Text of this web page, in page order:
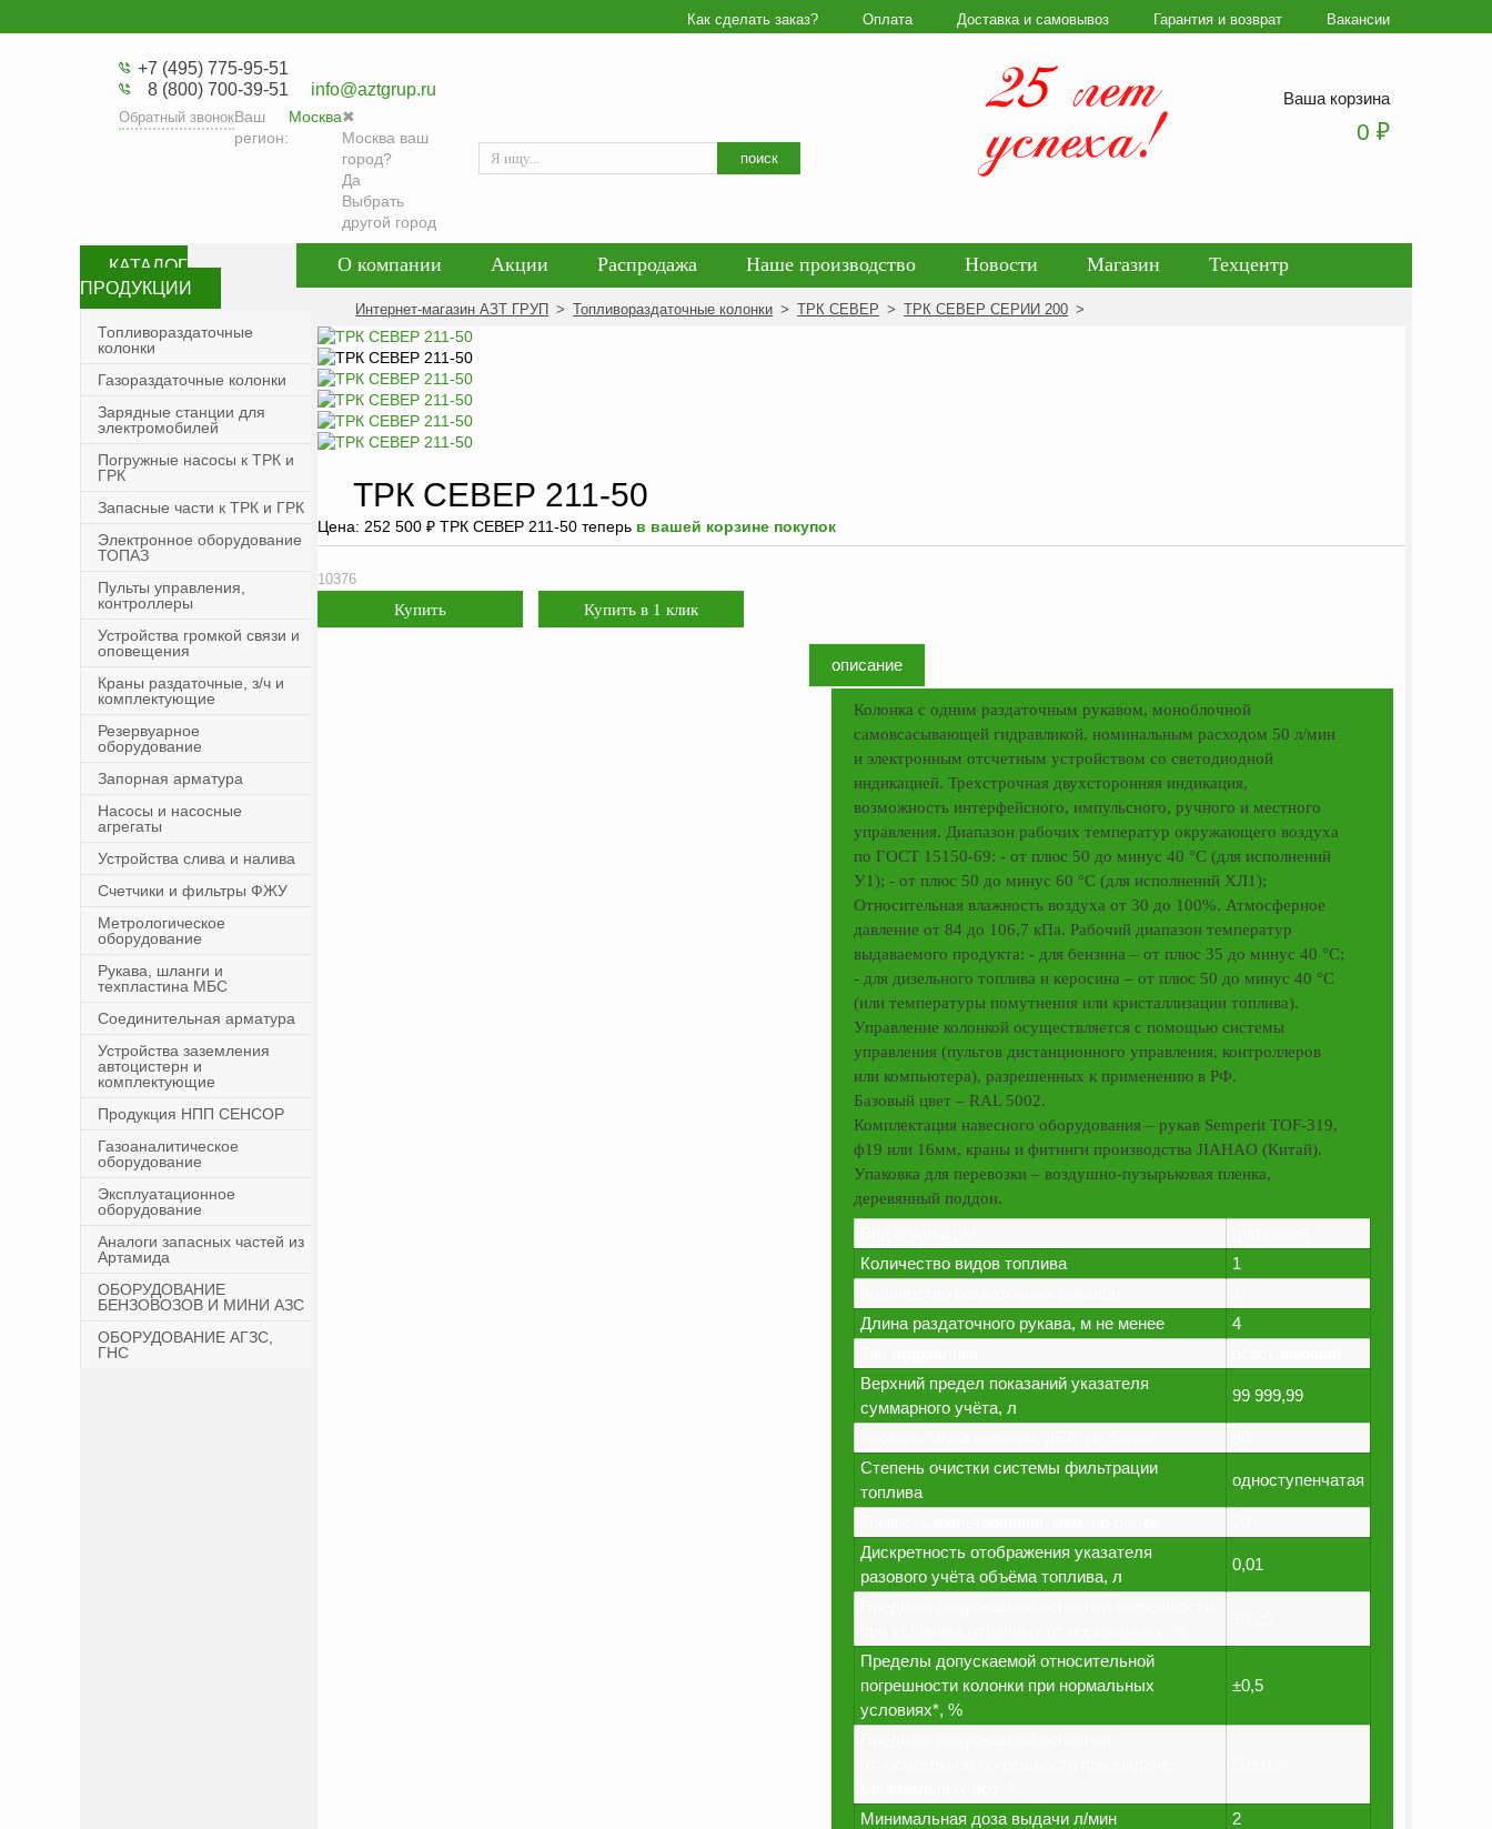
Как сделать заказ? Оплата Доставка и самовывоз Гарантия и возврат Вакансии
+7 (495) 775-95-51
8 (800) 700-39-51
info@aztgrup.ru
Обратный звонокВаш
регион:
Москва✖
Москва ваш
город?
Да
Выбрать
другой город
Искать
поиск
Ваша корзина
0 ₽
КАТАЛОГ
ПРОДУКЦИИ
Топливораздаточные
колонки
Газораздаточные колонки
Зарядные станции для
электромобилей
Погружные насосы к ТРК и
ГРК
Запасные части к ТРК и ГРК
Электронное оборудование
ТОПАЗ
Пульты управления,
контроллеры
Устройства громкой связи и
оповещения
Краны раздаточные, з/ч и
комплектующие
Резервуарное
оборудование
Запорная арматура
Насосы и насосные
агрегаты
Устройства слива и налива
Счетчики и фильтры ФЖУ
Метрологическое
оборудование
Рукава, шланги и
техпластина МБС
Соединительная арматура
Устройства заземления
автоцистерн и
комплектующие
Продукция НПП СЕНСОР
Газоаналитическое
оборудование
Эксплуатационное
оборудование
Аналоги запасных частей из
Артамида
ОБОРУДОВАНИЕ
БЕНЗОВОЗОВ И МИНИ АЗС
ОБОРУДОВАНИЕ АГЗС,
ГНС
О компании Акции Распродажа Наше производство Новости Магазин
Техцентр
Контакты
Согласие на обработку персональных данных
Блог
Политика конфиденциальности персональных данных
Интернет-магазин АЗТ ГРУП > Топливораздаточные колонки > ТРК СЕВЕР > ТРК СЕВЕР СЕРИИ 200 >
ТРК СЕВЕР 211-50
Цена: 252 500 ₽ ТРК СЕВЕР 211-50 теперь в вашей корзине покупок
10376
описание
Колонка с одним раздаточным рукавом, моноблочной
самовсасывающей гидравликой, номинальным расходом 50 л/мин
и электронным отсчетным устройством со светодиодной
индикацией. Трехстрочная двухсторонняя индикация,
возможность интерфейсного, импульсного, ручного и местного
управления. Диапазон рабочих температур окружающего воздуха
по ГОСТ 15150-69: - от плюс 50 до минус 40 °С (для исполнений
У1); - от плюс 50 до минус 60 °С (для исполнений ХЛ1);
Относительная влажность воздуха от 30 до 100%. Атмосферное
давление от 84 до 106,7 кПа. Рабочий диапазон температур
выдаваемого продукта: - для бензина – от плюс 35 до минус 40 °С;
- для дизельного топлива и керосина – от плюс 50 до минус 40 °С
(или температуры помутнения или кристаллизации топлива).
Управление колонкой осуществляется с помощью системы
управления (пультов дистанционного управления, контроллеров
или компьютера), разрешенных к применению в РФ.
Базовый цвет – RAL 5002.
Комплектация навесного оборудования – рукав Semperit TOF-319,
ф19 или 16мм, краны и фитинги производства JIAHAO (Китай).
Упаковка для перевозки – воздушно-пузырьковая пленка,
деревянный поддон.
Количество видов топлива
1
Длина раздаточного рукава, м не менее
4
Верхний предел показаний указателя
суммарного учёта, л
99 999,99
Степень очистки системы фильтрации
топлива
одноступенчатая
Дискретность отображения указателя
разового учёта объёма топлива, л
0,01
Пределы допускаемой относительной
погрешности колонки при нормальных
условиях*, %
±0,5
Минимальная доза выдачи л/мин
2